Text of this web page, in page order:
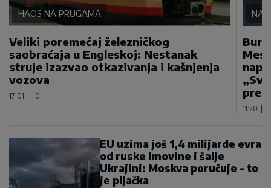
HAOS NA PRUGAMA
Veliki poremećaj železničkog
saobraćaja u Engleskoj: Nestanak
struje izazvao otkazivanja i kašnjenja
vozova
17:01 0
NA
11:20
EU uzima još 1,4 milijarde evra
od ruske imovine i šalje
Ukrajini: Moskva poručuje - to
je pljačka